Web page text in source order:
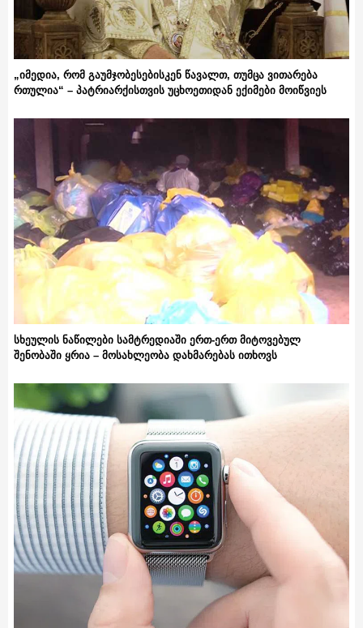
„იმედია, რომ გაუმჯობესებისკენ წავალთ, თუმცა ვითარება
რთულია“ – პატრიარქისთვის უცხოეთიდან ექიმები მოიწვიეს
სხეულის ნაწილები სამტრედიაში ერთ-ერთ მიტოვებულ
შენობაში ყრია – მოსახლეობა დახმარებას ითხოვს